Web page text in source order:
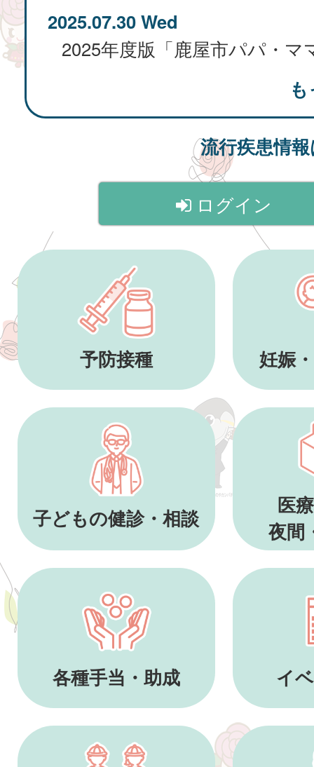
2025.07.30 Wed
流行疾患情
ログイン
予防接種 妊娠
子どもの健診・相談
医
夜間
各種手当・助成 イ